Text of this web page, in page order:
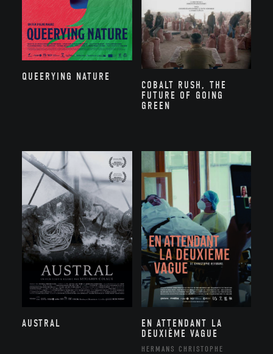
QUEERYING NATURE
COBALT RUSH, THE
FUTURE OF GOING
GREEN
AUSTRAL
EN ATTENDANT LA
DEUXIÈME VAGUE
HERMANS CHRISTOPHE